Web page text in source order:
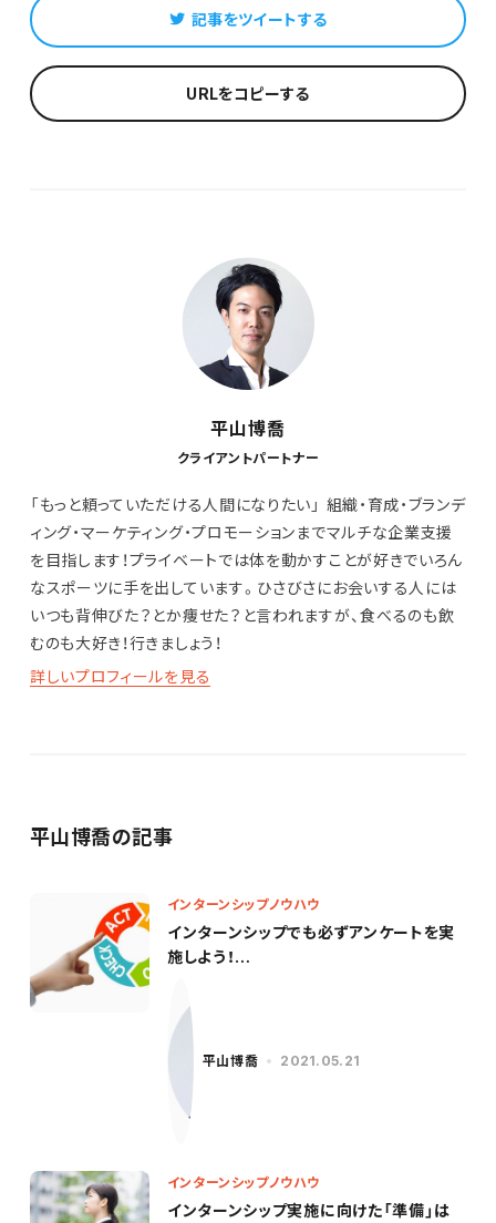
記事をツイートする
URLをコピーする
平山博喬
クライアントパートナー
「もっと頼っていただける人間になりたい」 組織・育成・ブランデ
ィング・マーケティング・プロモーションまでマルチな企業支援
を目指します！プライベートでは体を動かすことが好きでいろん
なスポーツに手を出しています。ひさびさにお会いする人には
いつも背伸びた？とか痩せた？と言われますが、食べるのも飲
むのも大好き！行きましょう！
詳しいプロフィールを見る
平山博喬の記事
インターンシップノウハウ
インターンシップでも必ずアンケートを実
施しよう！
ンケートフォーマット特典あり】
平山博喬 2021.05.21
インターンシップノウハウ
インターンシップ実施に向けた「準備」は